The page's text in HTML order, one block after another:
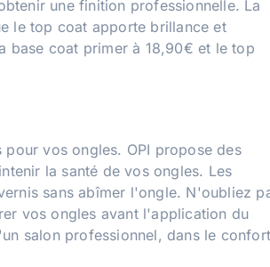
une finition professionnelle. La
le top coat apporte brillance et
base coat primer à 18,90€ et le top
vos ongles. OPI propose des
la santé de vos ongles. Les
sans abîmer l'ongle. N'oubliez
vos ongles avant l'application du
salon professionnel, dans le confort